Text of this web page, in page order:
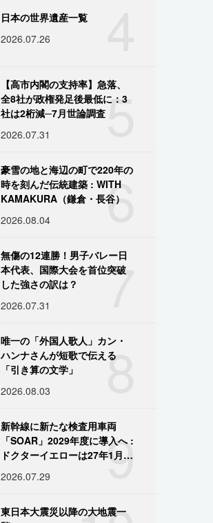
日本の世界遺産一覧
2026.07.26
5
【高市内閣の支持率】急落、
全8社が政権発足後最低に：3
社は2桁減─7月世論調査
2026.07.31
6
豪雪の地と海辺の町で220年の
時を刻んだ伝統建築 : WITH
KAMAKURA（鎌倉・長谷）
2026.08.04
7
無傷の12連勝！男子バレー日
本代表、国際大会を首位突破
した強さの訳は？
2026.07.31
8
唯一の「外国人歌人」カン・
ハンナさんが短歌で伝える
「引き算の文学」
2026.08.03
9
新幹線に新たな検査用車両
「SOAR」2029年度に導入へ :
ドクターイエローは27年1月に
2026.07.29
東日本大震災以降の大地震一